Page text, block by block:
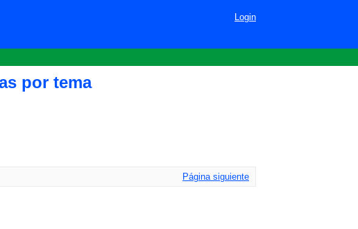
Login
por tema
Página siguiente